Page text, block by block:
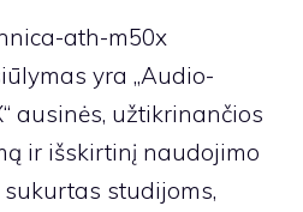
yra „Audio-
ausinės, užtikrinančios
ir išskirtinį naudojimo
studijoms,